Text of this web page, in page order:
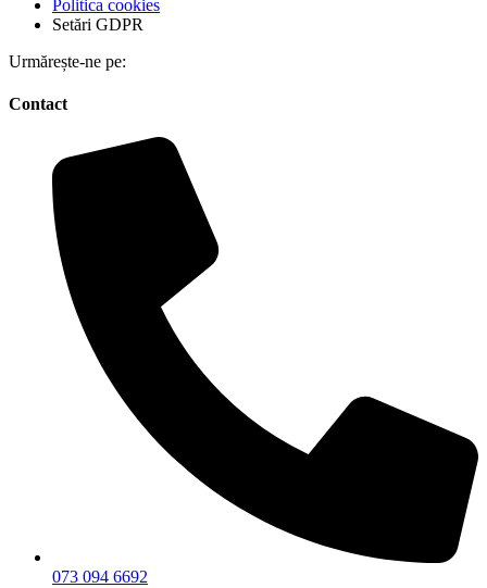
Politica cookies
Setări GDPR
Urmărește-ne pe:
Contact
073 094 6692